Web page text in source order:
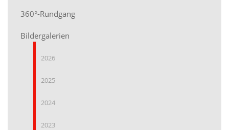
360°-Rundgang
Bildergalerien
2026
2025
2024
2023